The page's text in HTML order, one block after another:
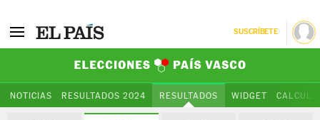
SUSCRÍBETE
NOTICIAS RESULTADOS 2024 RESULTADOS WIDGET